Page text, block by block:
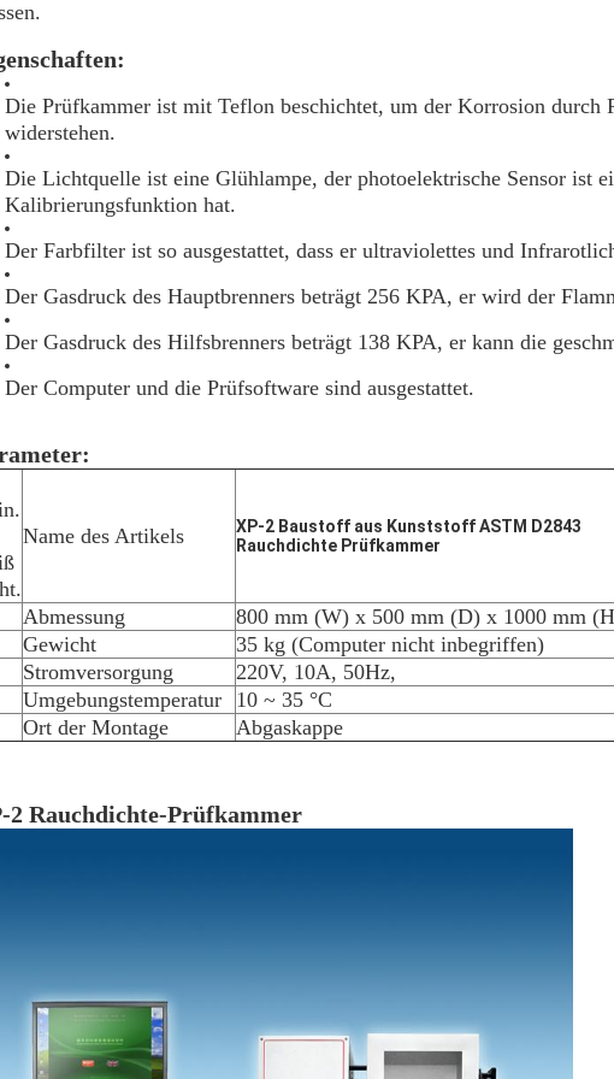
Die Prüfkammer ist mit Teflon beschichtet, um der Korrosion durch
widerstehen.
Die Lichtquelle ist eine Glühlampe, der photoelektrische Sensor ist
Kalibrierungsfunktion hat.
Der Farbfilter ist so ausgestattet, dass er ultraviolettes und
Der Gasdruck des Hauptbrenners beträgt 256 KPA, er wird der
Der Gasdruck des Hilfsbrenners beträgt 138 KPA, er kann die
Der Computer und die Prüfsoftware sind ausgestattet.
Name des Artikels
XP-2 Baustoff aus Kunststoff ASTM D2843
Rauchdichte Prüfkammer
Abmessung
800 mm (W) x 500 mm (D) x 1000 mm
Gewicht
35 kg (Computer nicht inbegriffen)
Stromversorgung
220V, 10A, 50Hz,
Umgebungstemperatur
10 ~ 35 °C
Ort der Montage Abgaskappe
2 Rauchdichte-Prüfkammer